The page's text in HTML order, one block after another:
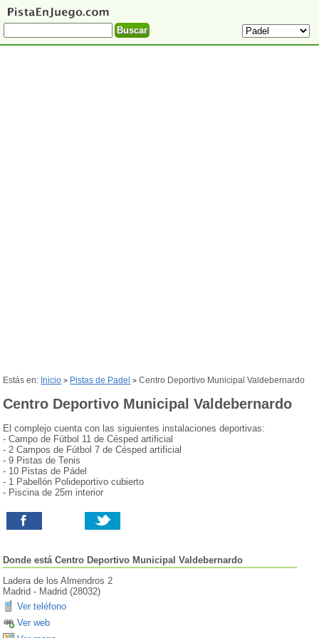
Estás en: Inicio > Pistas de Padel >Centro Deportivo Municipal Valdebernardo
Centro Deportivo Municipal Valdebernardo
El complejo cuenta con las siguientes instalaciones deportivas:
- Campo de Fútbol 11 de Césped artificial
- 2 Campos de Fútbol 7 de Césped artificial
- 9 Pistas de Tenis
- 10 Pistas de Pádel
- 1 Pabellón Polideportivo cubierto
- Piscina de 25m interior
Donde estáCentro Deportivo Municipal Valdebernardo
Ladera de los Almendros 2
Madrid - Madrid (28032)
Ver teléfono
Ver web